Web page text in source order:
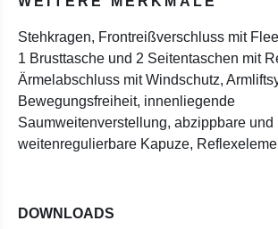
Stehkragen, Frontreißverschluss mit
1 Brusttasche und 2 Seitentaschen mit
Ärmelabschluss mit Windschutz,
Bewegungsfreiheit, innenliegende
Saumweitenverstellung, abzippbare und
weitenregulierbare Kapuze,
DOWNLOADS